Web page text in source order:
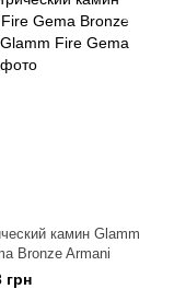
камин Glamm
Bronze Armani
грн